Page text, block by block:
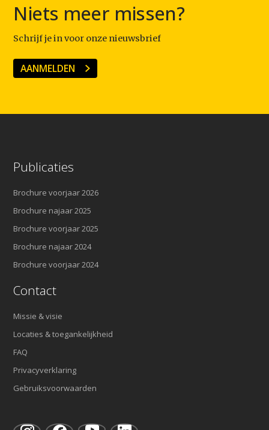
Niets meer missen?
Schrijf je in voor onze nieuwsbrief
AANMELDEN
Publicaties
Brochure voorjaar 2026
Brochure najaar 2025
Brochure voorjaar 2025
Brochure najaar 2024
Brochure voorjaar 2024
Contact
Missie & visie
Locaties & toegankelijkheid
FAQ
Privacyverklaring
Gebruiksvoorwaarden